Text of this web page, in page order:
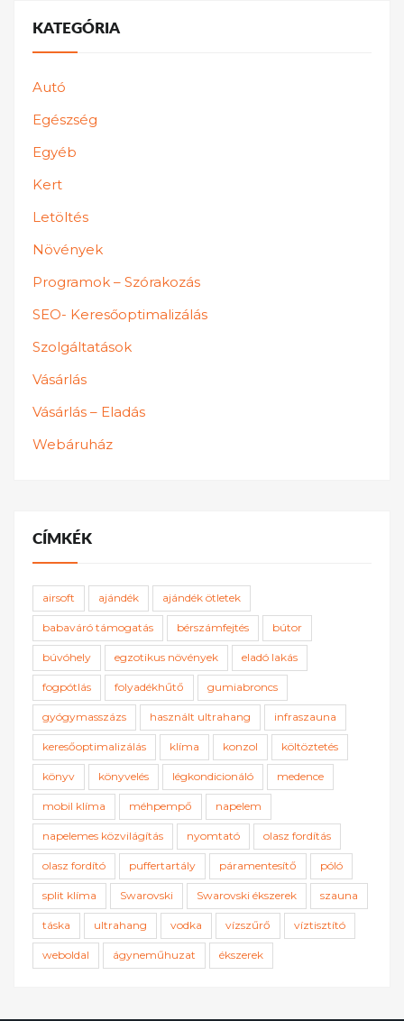
KATEGÓRIA
Autó
Egészség
Egyéb
Kert
Letöltés
Növények
Programok – Szórakozás
SEO- Keresőoptimalizálás
Szolgáltatások
Vásárlás
Vásárlás – Eladás
Webáruház
CÍMKÉK
airsoft ajándék ajándék ötletek
babaváró támogatás bérszámfejtés bútor
búvóhely egzotikus növények eladó lakás
fogpótlás folyadékhűtő gumiabroncs
gyógymasszázs használt ultrahang infraszauna
keresőoptimalizálás klíma konzol költöztetés
könyv könyvelés légkondicionáló medence
mobil klíma méhpempő napelem
napelemes közvilágítás nyomtató olasz fordítás
olasz fordító puffertartály páramentesítő póló
split klíma Swarovski Swarovski ékszerek szauna
táska ultrahang vodka vízszűrő víztisztító
weboldal ágyneműhuzat ékszerek